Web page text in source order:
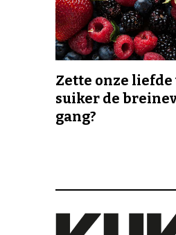
Zette onze liefde
suiker de
gang?